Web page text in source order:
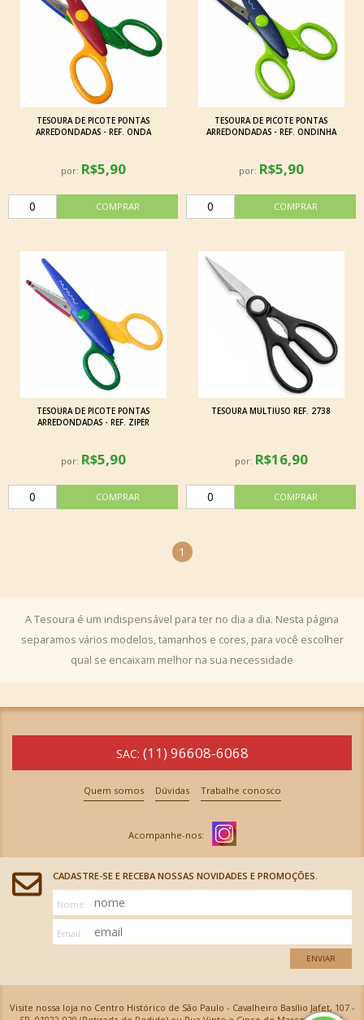
TESOURA DE PICOTE PONTAS
ARREDONDADAS - REF. ONDA
por: R$5,90
TESOURA DE PICOTE PONTAS
ARREDONDADAS - REF. ONDINHA
por: R$5,90
TESOURA DE PICOTE PONTAS
ARREDONDADAS - REF. ZIPER
por: R$5,90
TESOURA MULTIUSO REF. 2738
por: R$16,90
1
A Tesoura é um indispensável para ter no dia a dia. Nesta página
separamos vários modelos, tamanhos e cores, para você escolher
qual se encaixam melhor na sua necessidade
SAC: (11) 96608-6068
Quem somos Dúvidas Trabalhe conosco
CADASTRE-SE E RECEBA NOSSAS NOVIDADES E PROMOÇÕES.
Nome
Email
ENVIAR
Visite nossa loja no Centro Histórico de São Paulo - Cavalheiro Basílio Jafet, 107 -